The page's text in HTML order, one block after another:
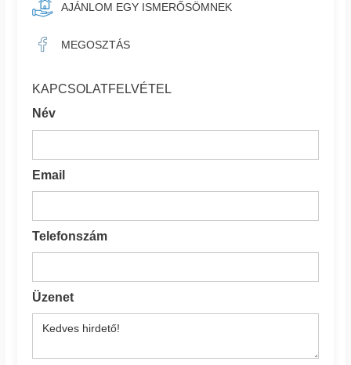
AJÁNLOM EGY ISMERŐSÖMNEK
MEGOSZTÁS
KAPCSOLATFELVÉTEL
Név
Email
Telefonszám
Üzenet